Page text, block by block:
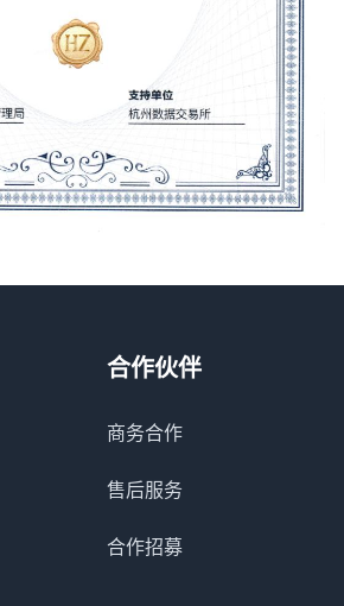
合作伙伴
商务合作
售后服务
合作招募